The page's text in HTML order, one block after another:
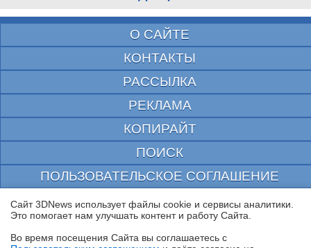
О САЙТЕ
КОНТАКТЫ
РАССЫЛКА
РЕКЛАМА
КОПИРАЙТ
ПОИСК
ПОЛЬЗОВАТЕЛЬСКОЕ СОГЛАШЕНИЕ
ЗАЩИЩЕНО CURATOR
© 1997—2026 Электронное периодическое издание "3ДНьюс" | Свидетельство о
выдано Федеральной Службой по надзору за соблюдением законодательства в сфере
Сайт 3DNews использует файлы cookie и сервисы аналитики.
Это помогает нам улучшать контент и работу Cайта.
Во время посещения Cайта вы соглашаетесь с